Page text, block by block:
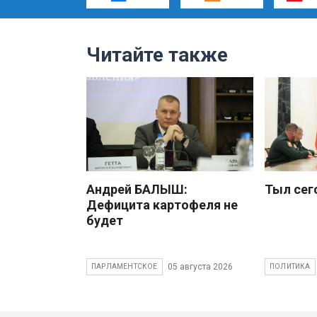
Читайте также
Андрей БАЛЫШ:
Дефицита картофеля не
будет
ПАРЛАМЕНТСКОЕ 05 августа 2026
Тыл
ПОЛИТИКА